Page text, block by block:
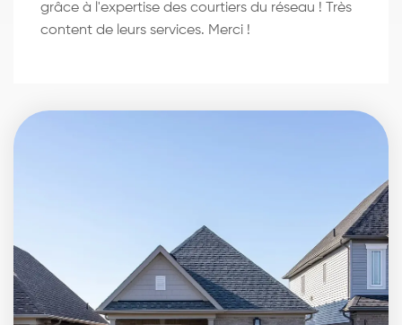
grâce à l'expertise des courtiers du réseau ! Très
content de leurs services. Merci !